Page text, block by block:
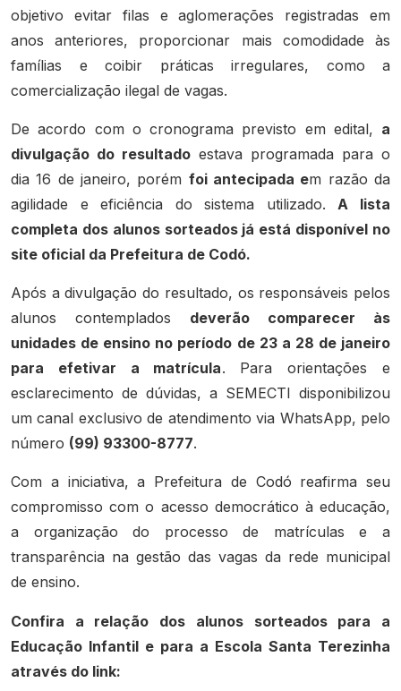
objetivo evitar filas e aglomerações registradas em
anos anteriores, proporcionar mais comodidade às
famílias e coibir práticas irregulares, como a
comercialização ilegal de vagas.
De acordo com o cronograma previsto em edital, a
divulgação do resultado estava programada para o
dia 16 de janeiro, porém foi antecipada em razão da
agilidade e eficiência do sistema utilizado.A lista
completa dos alunos sorteados já está disponível no
site oficial da Prefeitura de Codó.
Após a divulgação do resultado, os responsáveis pelos
alunos contemplados deverão comparecer às
unidades de ensino no período de 23 a 28 de janeiro
para efetivar a matrícula. Para orientações e
esclarecimento de dúvidas, a SEMECTI disponibilizou
um canal exclusivo de atendimento via WhatsApp, pelo
número (99) 93300-8777.
Com a iniciativa, a Prefeitura de Codó reafirma seu
compromisso com o acesso democrático à educação,
a organização do processo de matrículas e a
transparência na gestão das vagas da rede municipal
de ensino.
Confira a relação dos alunos sorteados para a
Educação Infantil e para a Escola Santa Terezinha
através do link: